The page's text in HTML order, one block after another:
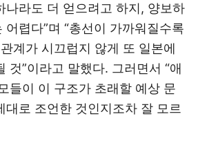
나라도 더 얻으려고 하지, 양보하
어렵다”며 “총선이 가까워질수록
계가 시끄럽지 않게 또 일본에
것”이라고 말했다. 그러면서 “애
들이 이 구조가 초래할 예상 문
대로 조언한 것인지조차 잘 모르